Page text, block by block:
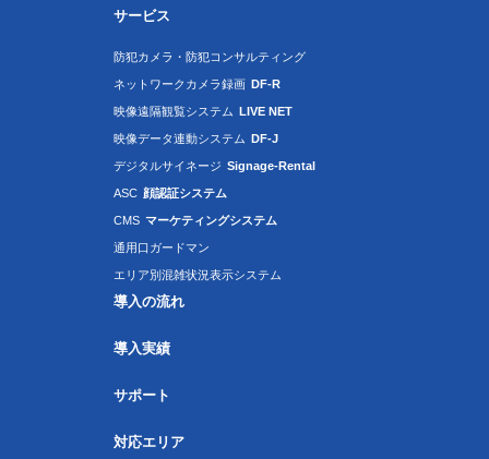
サービス
防犯カメラ・防犯コンサルティング
ネットワークカメラ録画 DF-R
映像遠隔観覧システム LIVE NET
映像データ連動システム DF-J
デジタルサイネージ Signage-Rental
ASC 顔認証システム
CMS マーケティングシステム
通用口ガードマン
エリア別混雑状況表示システム
導入の流れ
導入実績
サポート
対応エリア